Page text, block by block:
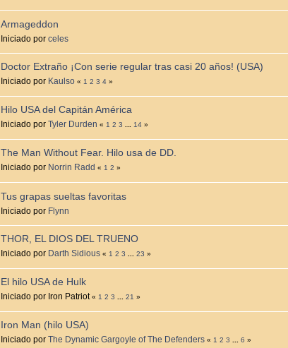
Armageddon
Iniciado porceles
Doctor Extraño ¡Con serie regular tras casi 20 años! (USA)
Iniciado por Kaulso « 1 2 3 4 »
Hilo USA del Capitán América
Iniciado porTyler Durden « 1 2 3 14 »
The Man Without Fear. Hilo usa de DD.
Iniciado por Norrin Radd « 1 2 »
Tus grapas sueltas favoritas
Iniciado por Flynn
THOR, EL DIOS DEL TRUENO
Iniciado por Darth Sidious « 1 2 3 ...23 »
El hilo USA de Hulk
Iniciado por Iron Patriot« 1 2 3 ...21 »
Iron Man (hilo USA)
Iniciado porThe Dynamic Gargoyle of The Defenders « 1 2 3 ...6 »